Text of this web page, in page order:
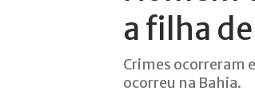
a filha
Crimes ocorreram
ocorreu na Bahia.